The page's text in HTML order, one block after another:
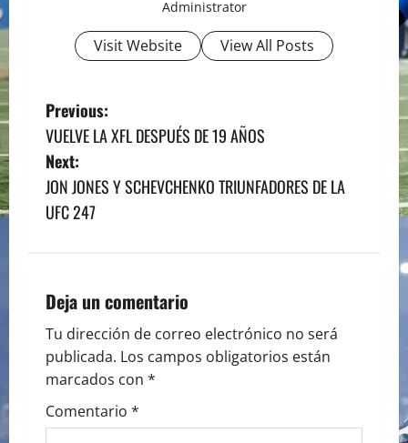
Administrator
Visit Website View All Posts
P
o
s
t
a
v
i
g
Previous:
VUELVE LA XFL DESPUÉS DE 19 AÑOS
Next:
JON JONES Y SCHEVCHENKO TRIUNFADORES DE LA
UFC 247
Deja un comentario
Tu dirección de correo electrónico no será
publicada. Los campos obligatorios están
marcados con *
Comentario *